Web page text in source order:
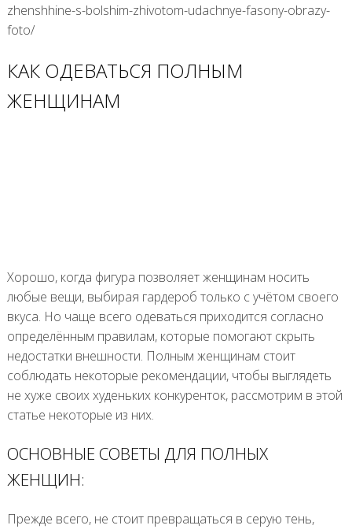
zhenshhine-s-bolshim-zhivotom-udachnye-fasony-obrazy-
foto/
КАК ОДЕВАТЬСЯ ПОЛНЫМ
ЖЕНЩИНАМ
Хорошо, когда фигура позволяет женщинам носить
любые вещи, выбирая гардероб только с учётом своего
вкуса. Но чаще всего одеваться приходится согласно
определённым правилам, которые помогают скрыть
недостатки внешности. Полным женщинам стоит
соблюдать некоторые рекомендации, чтобы выглядеть
не хуже своих худеньких конкуренток, рассмотрим в этой
статье некоторые из них.
ОСНОВНЫЕ СОВЕТЫ ДЛЯ ПОЛНЫХ
ЖЕНЩИН:
Прежде всего, не стоит превращаться в серую тень,